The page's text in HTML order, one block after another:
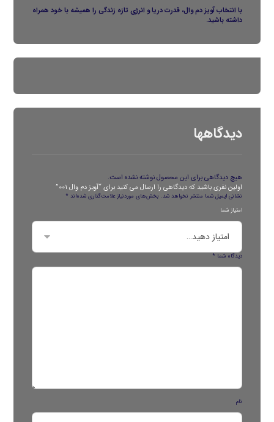
با انتخاب آویز دم وال، قدرت دریا و انرژی تازه زندگی را همیشه با خود همراه
داشته باشید.
دیدگاهها
هیچ دیدگاهی برای این محصول نوشته نشده است.
اولین نفری باشید که دیدگاهی را ارسال می کنید برای “آویز دم وال ۰۰۱”
نشانی ایمیل شما منتشر نخواهد شد. بخش‌های موردنیاز علامت‌گذاری شده‌اند*
امتیاز شما
دیدگاه شما*
نام